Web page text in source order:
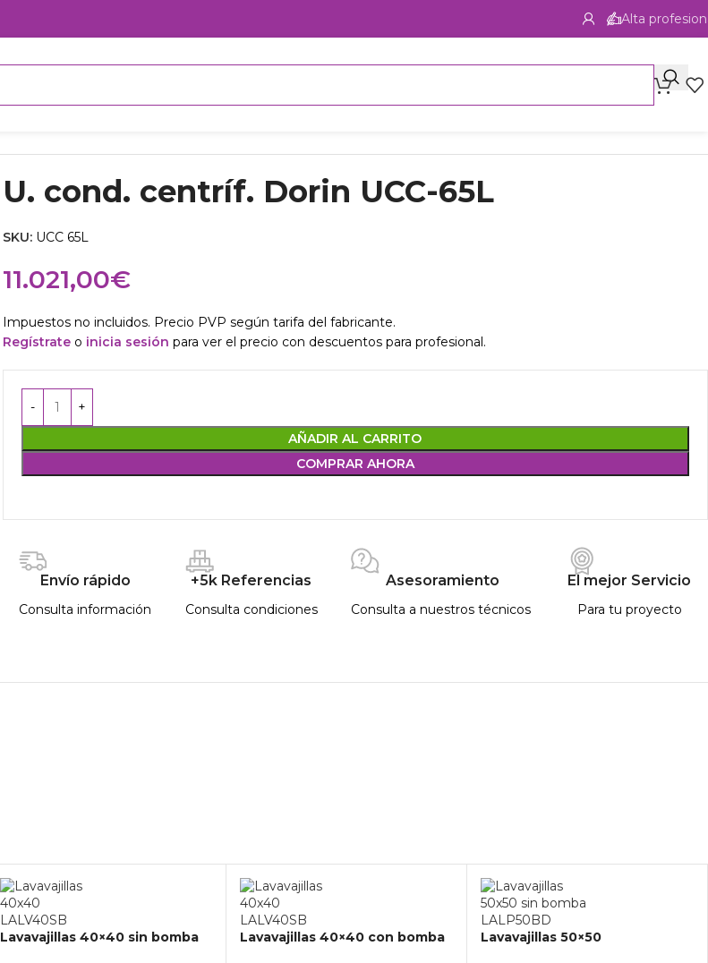
Alta
U. cond. centríf. Dorin UCC-65L
SKU: UCC 65L
11.021,00€
Impuestos no incluidos. Precio PVP según tarifa del fabricante.
Regístrateo inicia sesión para ver el precio con descuentos para profesional.
AÑADIR AL CARRITO
COMPRAR AHORA
Envío rápido
Consulta información
+5k Referencias
Consulta condiciones
Asesoramiento
Consulta a nuestros técnicos
El mejor Servicio
Para tu proyecto
Lavavajillas 40×40 sin bomba Lavavajillas 40×40 con bomba Lavavajillas 50×50